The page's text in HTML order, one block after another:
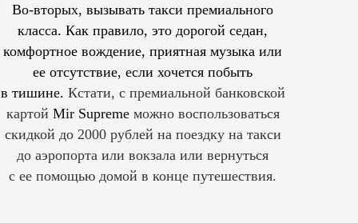
Во-вторых, вызывать такси премиального
класса. Как правило, это дорогой седан,
комфортное вождение, приятная музыка или
ее отсутствие, если хочется побыть
в тишине. Кстати, с премиальной банковской
картой Mir Supreme можно воспользоваться
скидкой до 2000 рублей на поездку на такси
до аэропорта или вокзала или вернуться
с ее помощью домой в конце путешествия.